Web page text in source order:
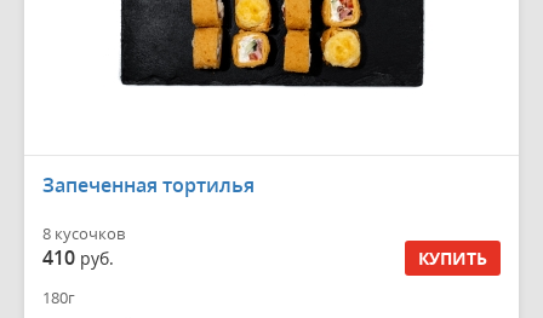
Запеченная тортилья
8 кусочков
410 руб. КУПИТЬ
180г